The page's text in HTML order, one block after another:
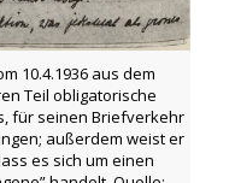
10.4.1936 aus dem
Teil obligatorische
für seinen Briefverkehr
außerdem weist er
es sich um einen